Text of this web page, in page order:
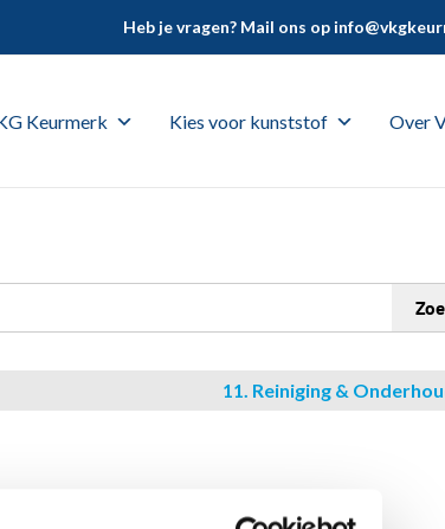
Heb je vragen? Mail ons op
Keurmerk Kies voor kunststof Over
11. Reiniging &
gelden de volgende normen: